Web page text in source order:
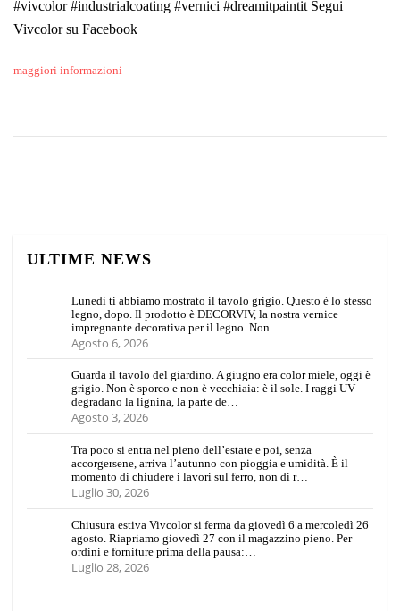
#vivcolor #industrialcoating #vernici #dreamitpaintit Segui
Vivcolor su Facebook
maggiori informazioni
ULTIME NEWS
Lunedi ti abbiamo mostrato il tavolo grigio. Questo è lo stesso
legno, dopo. Il prodotto è DECORVIV, la nostra vernice
impregnante decorativa per il legno. Non…
Agosto 6, 2026
Guarda il tavolo del giardino. A giugno era color miele, oggi è
grigio. Non è sporco e non è vecchiaia: è il sole. I raggi UV
degradano la lignina, la parte de…
Agosto 3, 2026
Tra poco si entra nel pieno dell’estate e poi, senza
accorgersene, arriva l’autunno con pioggia e umidità. È il
momento di chiudere i lavori sul ferro, non di r…
Luglio 30, 2026
Chiusura estiva Vivcolor si ferma da giovedì 6 a mercoledì 26
agosto. Riapriamo giovedì 27 con il magazzino pieno. Per
ordini e forniture prima della pausa:…
Luglio 28, 2026